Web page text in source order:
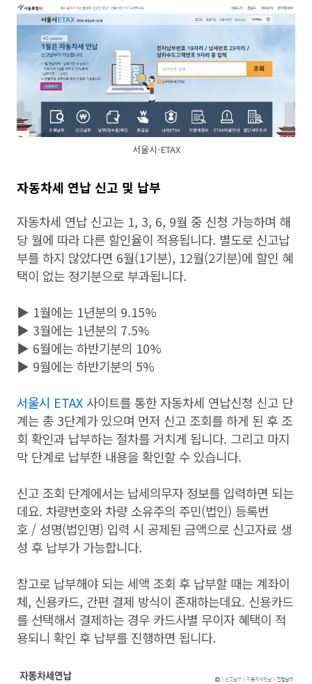
서울시-ETAX
자동차세 연납 신고 및 납부
자동차세 연납 신고는 1, 3, 6, 9월 중 신청 가능하며 해
당 월에 따라 다른 할인율이 적용됩니다. 별도로 신고납
부를 하지 않았다면 6월(1기분), 12월(2기분)에 할인 혜
택이 없는 정기분으로 부과됩니다.
▶ 1월에는 1년분의 9.15%
▶ 3월에는 1년분의 7.5%
▶ 6월에는 하반기분의 10%
▶ 9월에는 하반기분의 5%
서울시 ETAX 사이트를 통한 자동차세 연납신청 신고 단
계는 총 3단계가 있으며 먼저 신고 조회를 하게 된 후 조
회 확인과 납부하는 절차를 거치게 됩니다. 그리고 마지
막 단계로 납부한 내용을 확인할 수 있습니다.
신고 조회 단계에서는 납세의무자 정보를 입력하면 되는
데요. 차량번호와 차량 소유주의 주민(법인) 등록번
호 / 성명(법인명) 입력 시 공제된 금액으로 신고자료 생
성 후 납부가 가능합니다.
참고로 납부해야 되는 세액 조회 후 납부할 때는 계좌이
체, 신용카드, 간편 결제 방식이 존재하는데요. 신용카드
를 선택해서 결제하는 경우 카드사별 무이자 혜택이 적
용되니 확인 후 납부를 진행하면 됩니다.